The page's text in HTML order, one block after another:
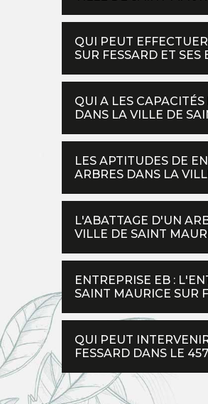
QUI PEUT
SUR FESSARD ET SES
QUI A LES
DANS LA VILLE DE
LES APTITUDES DE
ARBRES DANS LA
L'ABATTAGE D'UN
VILLE DE SAINT
ENTREPRISE EB :
SAINT MAURICE SUR
QUI PEUT
FESSARD DANS LE